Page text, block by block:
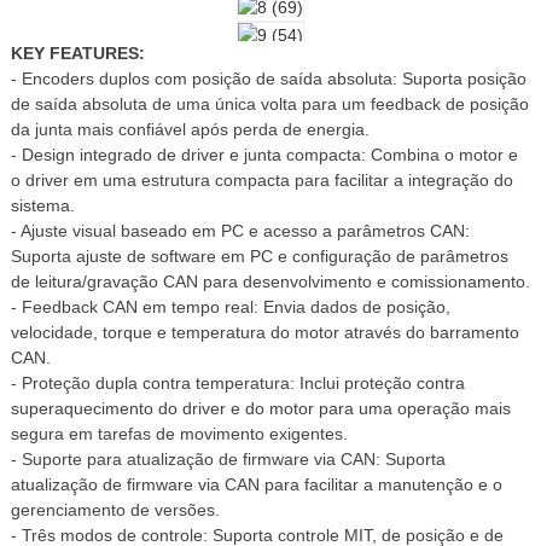
KEY FEATURES:
- Encoders duplos com posição de saída absoluta: Suporta posição
de saída absoluta de uma única volta para um feedback de posição
da junta mais confiável após perda de energia.
- Design integrado de driver e junta compacta: Combina o motor e
o driver em uma estrutura compacta para facilitar a integração do
sistema.
- Ajuste visual baseado em PC e acesso a parâmetros CAN:
Suporta ajuste de software em PC e configuração de parâmetros
de leitura/gravação CAN para desenvolvimento e comissionamento.
- Feedback CAN em tempo real: Envia dados de posição,
velocidade, torque e temperatura do motor através do barramento
CAN.
- Proteção dupla contra temperatura: Inclui proteção contra
superaquecimento do driver e do motor para uma operação mais
segura em tarefas de movimento exigentes.
- Suporte para atualização de firmware via CAN: Suporta
atualização de firmware via CAN para facilitar a manutenção e o
gerenciamento de versões.
- Três modos de controle: Suporta controle MIT, de posição e de